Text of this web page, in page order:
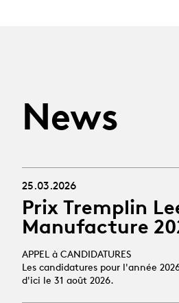
News
25.03.2026
Prix Tremplin
Manufacture
APPEL à CANDIDATURES
Les candidatures pour l'année
d'ici le 31 août 2026.